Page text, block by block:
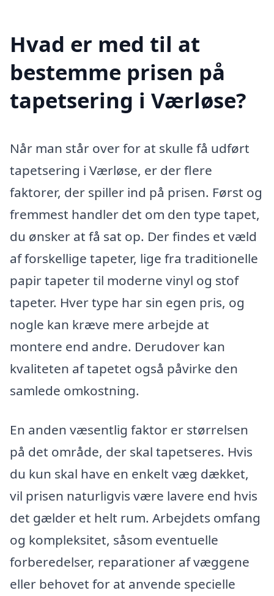
Hvad er med til at
bestemme prisen på
tapetsering i Værløse?
Når man står over for at skulle få udført
tapetsering i Værløse, er der flere
faktorer, der spiller ind på prisen. Først og
fremmest handler det om den type tapet,
du ønsker at få sat op. Der findes et væld
af forskellige tapeter, lige fra traditionelle
papir tapeter til moderne vinyl og stof
tapeter. Hver type har sin egen pris, og
nogle kan kræve mere arbejde at
montere end andre. Derudover kan
kvaliteten af tapetet også påvirke den
samlede omkostning.
En anden væsentlig faktor er størrelsen
på det område, der skal tapetseres. Hvis
du kun skal have en enkelt væg dækket,
vil prisen naturligvis være lavere end hvis
det gælder et helt rum. Arbejdets omfang
og kompleksitet, såsom eventuelle
forberedelser, reparationer af væggene
eller behovet for at anvende specielle